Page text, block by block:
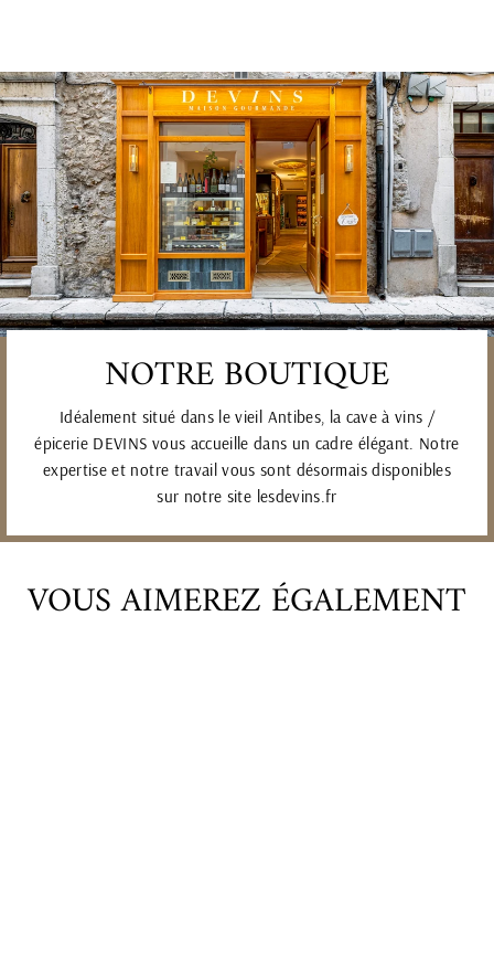
NOTRE BOUTIQUE
Idéalement situé dans le vieil Antibes, la cave à vins /
épicerie DEVINS vous accueille dans un cadre élégant. Notre
expertise et notre travail vous sont désormais disponibles
sur notre site lesdevins.fr
VOUS AIMEREZ ÉGALEMENT